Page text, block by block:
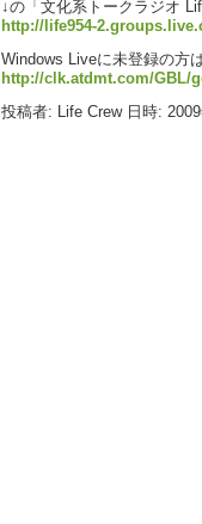
↓の「文化系トークラジオ
http://life954-
Windows Liveに未登録の方
http://clk.atdmt.com/GBL/
投稿者: Life Crew 日時: